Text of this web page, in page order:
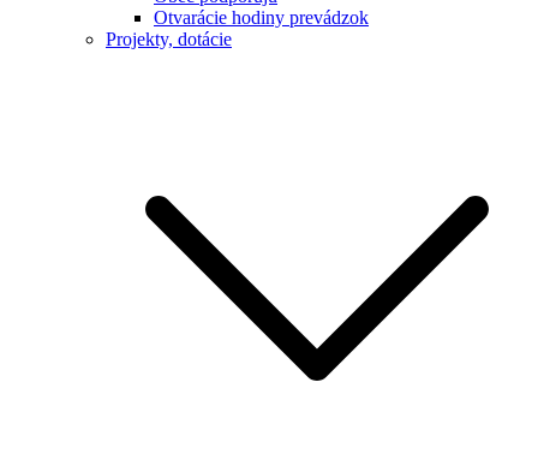
Otvarácie hodiny prevádzok
Projekty, dotácie